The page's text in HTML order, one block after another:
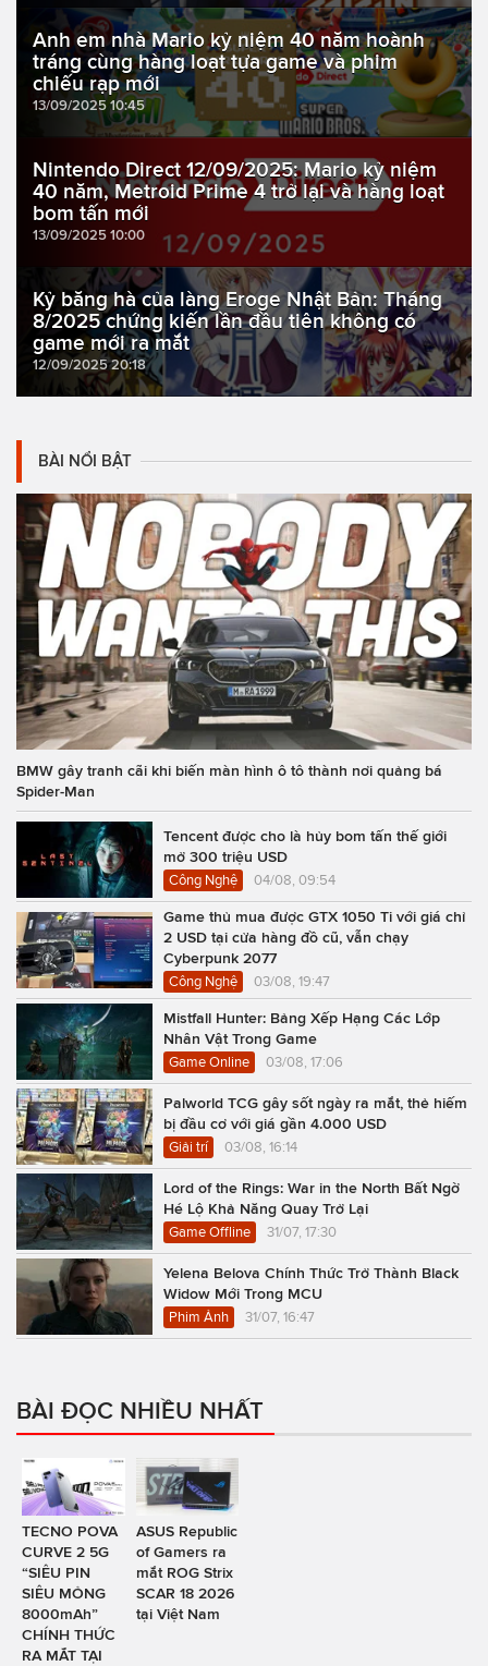
Anh em nhà Mario kỷ niệm 40 năm hoành
tráng cùng hàng loạt tựa game và phim
chiếu rạp mới
13/09/2025 10:45
Nintendo Direct 12/09/2025: Mario kỷ niệm
40 năm, Metroid Prime 4 trở lại và hàng loạt
bom tấn mới
13/09/2025 10:00
Kỷ băng hà của làng Eroge Nhật Bản: Tháng
8/2025 chứng kiến lần đầu tiên không có
game mới ra mắt
12/09/2025 20:18
BÀI NỔI BẬT
BMW gây tranh cãi khi biến màn hình ô tô thành nơi quảng bá
Spider-Man
Tencent được cho là hủy bom tấn thế giới
mở 300 triệu USD
Công Nghệ 04/08, 09:54
Game thủ mua được GTX 1050 Ti với giá chỉ
2 USD tại cửa hàng đồ cũ, vẫn chạy
Cyberpunk 2077
Công Nghệ 03/08, 19:47
Mistfall Hunter: Bảng Xếp Hạng Các Lớp
Nhân Vật Trong Game
Game Online 03/08, 17:06
Palworld TCG gây sốt ngày ra mắt, thẻ hiếm
bị đầu cơ với giá gần 4.000 USD
Giải trí 03/08, 16:14
Lord of the Rings: War in the North Bất Ngờ
Hé Lộ Khả Năng Quay Trở Lại
Game Offline 31/07, 17:30
Yelena Belova Chính Thức Trở Thành Black
Widow Mới Trong MCU
Phim Ảnh 31/07, 16:47
BÀI ĐỌC NHIỀU NHẤT
TECNO POVA
CURVE 2 5G
“SIÊU PIN
SIÊU MỎNG
8000mAh”
CHÍNH THỨC
RA MẮT TẠI
ASUS Republic
of Gamers ra
mắt ROG Strix
SCAR 18 2026
tại Việt Nam